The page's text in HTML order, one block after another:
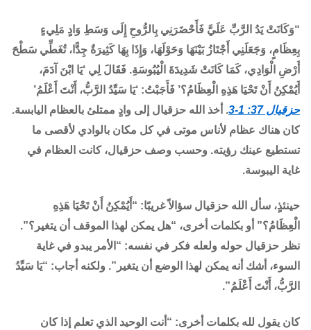
“وَكَانَتْ يَدُ الرَّبِّ عَلَيَّ فَأَحْضَرَنِي بِالرُّوحِ إِلَى وَسَطِ وَادٍ مَلِيءٍ
بِعِظَامٍ، وَجَعَلَنِي أَجْتَازُ بَيْنَهَا وَحَوْلَهَا، وَإِذَا بِهَا كَثِيرَةٌ جِدًّا، تُغَطِّي سَطْحَ
أَرْضِ الْوَادِي، كَمَا كَانَتْ شَدِيدَةَ الْيُبُوسَةِ. فَقَالَ لِي ‘يَا ابْنَ آدَمَ،
أَيُمْكِنُ أَنْ تَحْيَا هَذِهِ الْعِظَامُ؟’ فَأَجَبْتُ: ‘يَا سَيِّدُ الرَّبُّ، أَنْتَ أَعْلَمُ’
حزقيال 37: 1-3
. أخذ الله حزقيال إلى وادٍ ممتلئ بالعظام اليابسة.
كان هناك عظام لأناس موتى في كل مكان بالوادي لأقصى ما
تستطيع عينك رؤيته. وحسب وصف حزقيال، كانت العظام في
غاية اليبوسة.
حينئذٍ، سأل الله حزقيال سؤالاً غريبًا: “أَيُمْكِنُ أَنْ تَحْيَا هَذِهِ
الْعِظَامُ؟” أو بكلمات أخرى، “هل يمكن لهذا الموقف أن يتغير؟”.
نظر حزقيال حوله ولعله فكر في نفسه: “الأمر يبدو في غاية
السوء، أشك أنه يمكن لهذا الوضع أن يتغير”. ولكنه أجاب: “يَا سَيِّدُ
الرَّبُّ، أَنْتَ أَعْلَمُ”.
كان يقول لله بكلمات أخرى: “أنت الوحيد الذي تعلم إذا كان